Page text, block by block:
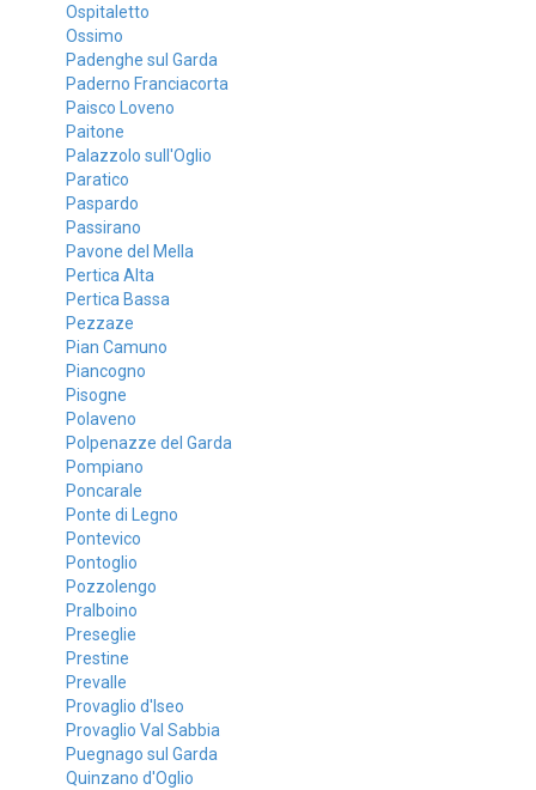
Ospitaletto
Ossimo
Padenghe sul Garda
Paderno Franciacorta
Paisco Loveno
Paitone
Palazzolo sull'Oglio
Paratico
Paspardo
Passirano
Pavone del Mella
Pertica Alta
Pertica Bassa
Pezzaze
Pian Camuno
Piancogno
Pisogne
Polaveno
Polpenazze del Garda
Pompiano
Poncarale
Ponte di Legno
Pontevico
Pontoglio
Pozzolengo
Pralboino
Preseglie
Prestine
Prevalle
Provaglio d'Iseo
Provaglio Val Sabbia
Puegnago sul Garda
Quinzano d'Oglio